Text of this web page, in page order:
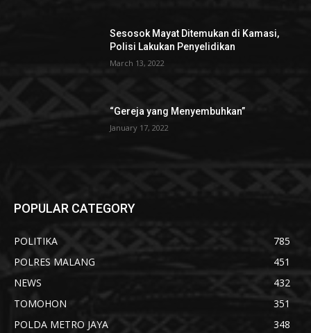
Sesosok Mayat Ditemukan di Kamasi,
Polisi Lakukan Penyelidikan
March 13, 2022
“Gereja yang Menyembuhkan”
January 17, 2022
POPULAR CATEGORY
POLITIKA
785
POLRES MALANG
451
NEWS
432
TOMOHON
351
POLDA METRO JAYA
348